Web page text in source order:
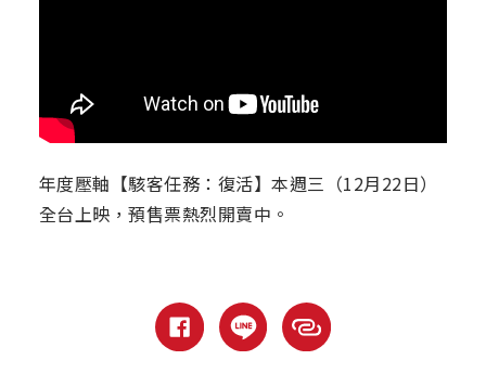
年度壓軸【駭客任務：復活】本週三（12月22日）
全台上映，預售票熱烈開賣中。